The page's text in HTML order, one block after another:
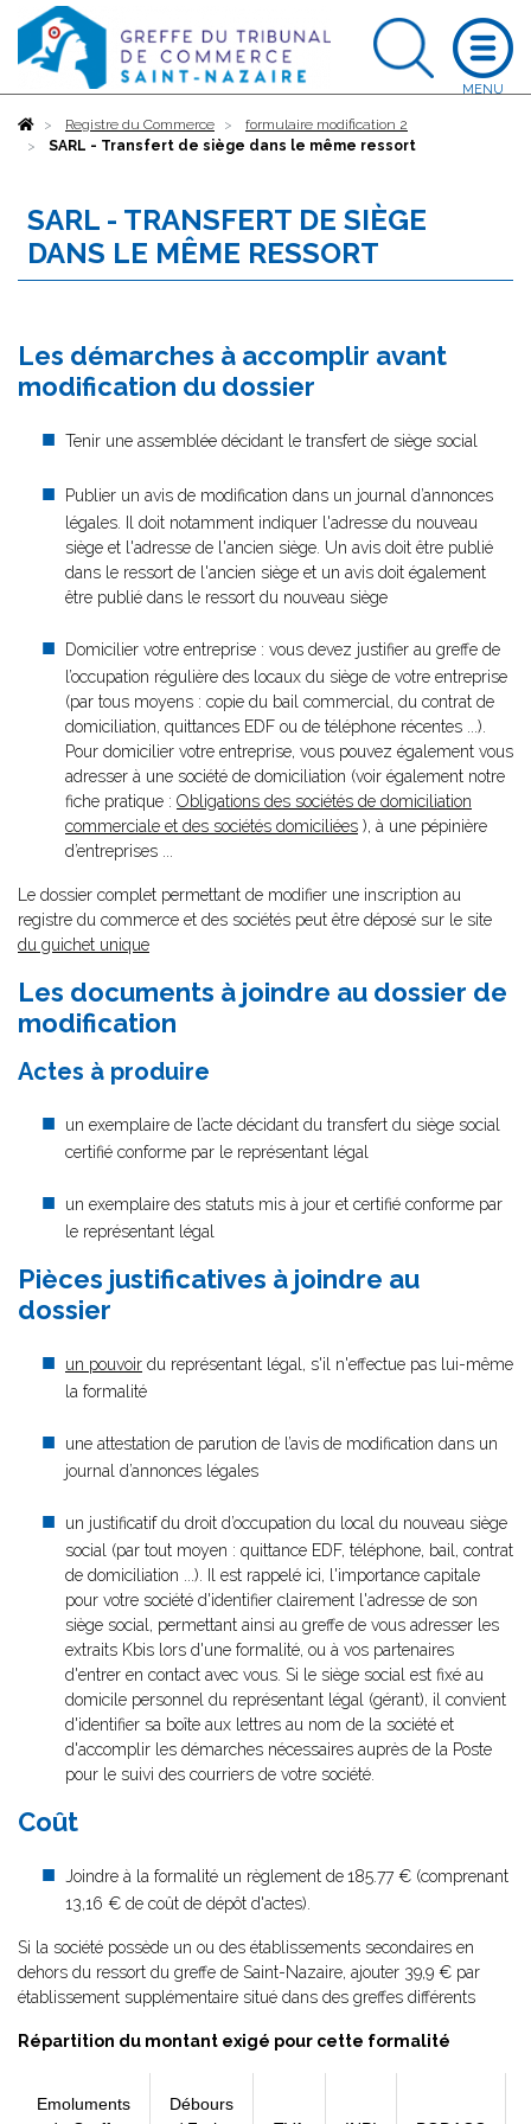
AccueilRegistre du Commerce
formulaire modification 2
SARL - Transfert de siège dans le même ressort
SARL - TRANSFERT DE SIÈGE
DANS LE MÊME RESSORT
Les démarches à accomplir avant
modification du dossier
Tenir une assemblée décidant le transfert de siège social
Publier un avis de modification dans un journal d’annonces
légales. Il doit notamment indiquer l'adresse du nouveau
siège et l'adresse de l'ancien siège. Un avis doit être publié
dans le ressort de l'ancien siège et un avis doit également
être publié dans le ressort du nouveau siège
Domicilier votre entreprise : vous devez justifier au greffe de
l’occupation régulière des locaux du siège de votre entreprise
(par tous moyens : copie du bail commercial, du contrat de
domiciliation, quittances EDF ou de téléphone récentes ...).
Pour domicilier votre entreprise, vous pouvez également vous
adresser à une société de domiciliation (voir également notre
fiche pratique : Obligations des sociétés de domiciliation
commerciale et des sociétés domiciliées ), à une pépinière
d’entreprises ...
Le dossier complet permettant de modifier une inscription au
registre du commerce et des sociétés peut être déposé sur le site
du guichet unique
Les documents à joindre au dossier de
modification
Actes à produire
un exemplaire de l’acte décidant du transfert du siège social
certifié conforme par le représentant légal
un exemplaire des statuts mis à jour et certifié conforme par
le représentant légal
Pièces justificatives à joindre au
dossier
un pouvoir du représentant légal, s'il n'effectue pas lui-même
la formalité
une attestation de parution de l’avis de modification dans un
journal d’annonces légales
un justificatif du droit d’occupation du local du nouveau siège
social (par tout moyen : quittance EDF, téléphone, bail, contrat
de domiciliation ...). Il est rappelé ici, l'importance capitale
pour votre société d'identifier clairement l'adresse de son
siège social, permettant ainsi au greffe de vous adresser les
extraits Kbis lors d'une formalité, ou à vos partenaires
d'entrer en contact avec vous. Si le siège social est fixé au
domicile personnel du représentant légal (gérant), il convient
d'identifier sa boîte aux lettres au nom de la société et
d'accomplir les démarches nécessaires auprès de la Poste
pour le suivi des courriers de votre société.
Coût
Joindre à la formalité un règlement de185.77 € (comprenant
13,16 € de coût de dépôt d'actes).
Si la société possède un ou des établissements secondaires en
dehors du ressort du greffe de Saint-Nazaire, ajouter 39,9 € par
établissement supplémentaire situé dans des greffes différents
Répartition du montant exigé pour cette formalité
Emoluments
Débours